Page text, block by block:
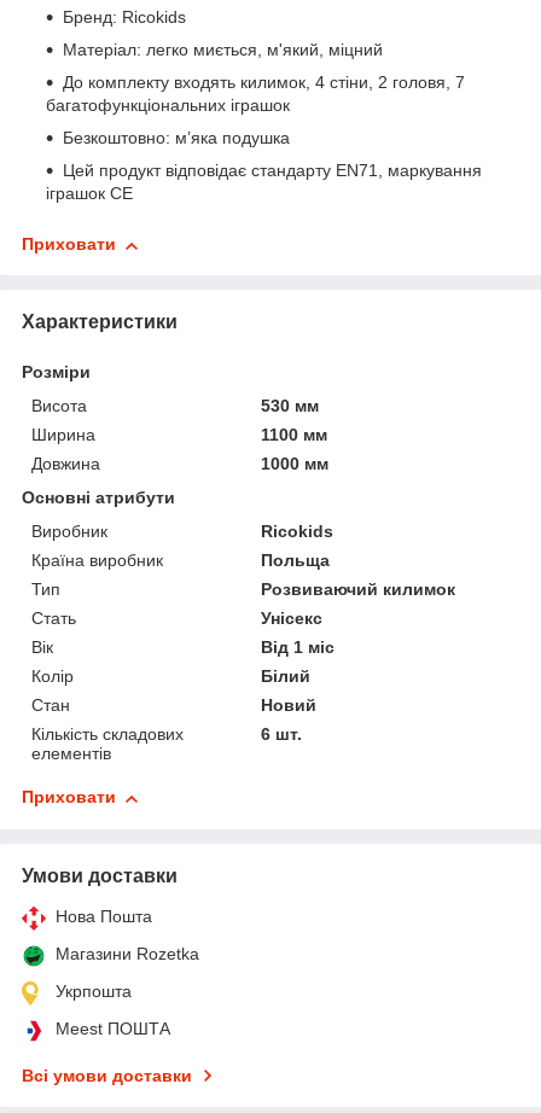
Бренд: Ricokids
Матеріал: легко миється, м'який, міцний
До комплекту входять килимок, 4 стіни, 2 головя, 7
багатофункціональних іграшок
Безкоштовно: м’яка подушка
Цей продукт відповідає стандарту EN71, маркування
іграшок CE
Приховати
Характеристики
Розміри
Висота
530 мм
Ширина
1100 мм
Довжина
1000 мм
Основні атрибути
Виробник
Ricokids
Країна виробник
Польща
Тип
Розвиваючий килимок
Стать
Унісекс
Вік
Від 1 міс
Колір
Білий
Стан
Новий
Кількість складових
елементів
6 шт.
Приховати
Умови доставки
Нова Пошта
Магазини Rozetka
Укрпошта
Meest ПОШТА
Всі умови доставки